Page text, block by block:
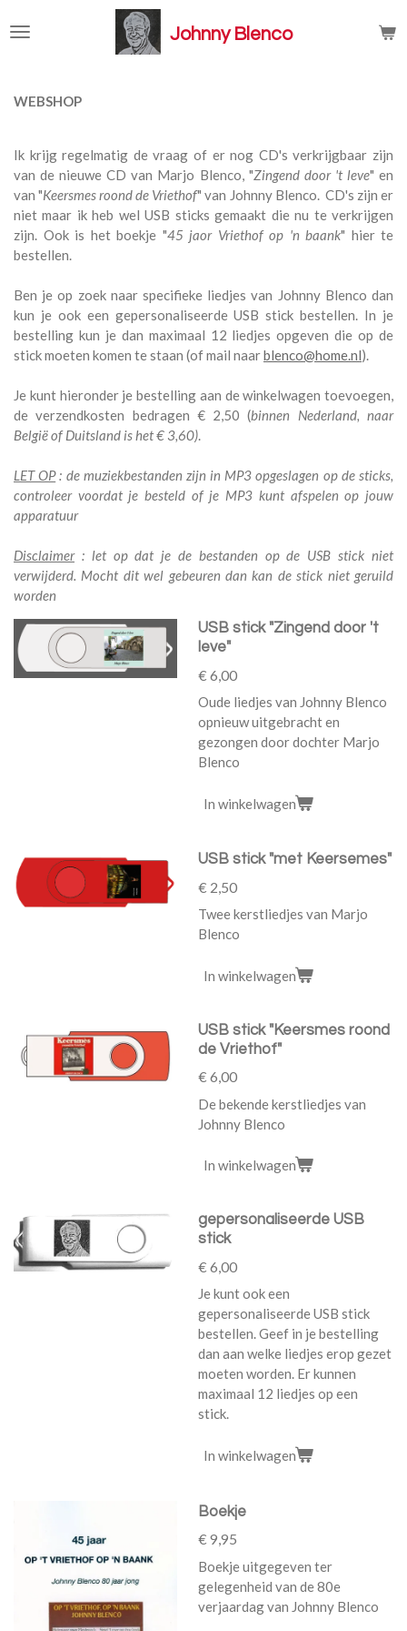
direct
hoofdinhoud
Johnny Blenco
WEBSHOP
Ik krijg regelmatig de vraag of er nog CD's verkrijgbaar zijn
van de nieuwe CD van Marjo Blenco, "Zingend door 't leve" en
van "Keersmes roond de Vriethof" van Johnny Blenco. CD's zijn er
niet maar ik heb wel USB sticks gemaakt die nu te verkrijgen
zijn. Ook is het boekje "45 jaor Vriethof op 'n baank" hier te
bestellen.
Ben je op zoek naar specifieke liedjes van Johnny Blenco dan
kun je ook een gepersonaliseerde USB stick bestellen. In je
bestelling kun je dan maximaal 12 liedjes opgeven die op de
stick moeten komen te staan (of mail naarblenco@home.nl).
Je kunt hieronder je bestelling aan de winkelwagen toevoegen,
de verzendkosten bedragen € 2,50 (binnen Nederland, naar
België of Duitsland is het € 3,60).
LET OP: de muziekbestanden zijn in MP3 opgeslagen op de sticks,
controleer voordat je besteld of je MP3 kunt afspelen op jouw
apparatuur
Disclaimer: let op dat je de bestanden op de USB stick niet
verwijderd. Mocht dit wel gebeuren dan kan de stick niet geruild
worden
USB stick "Zingend door 't
leve"
€ 6,00
Oude liedjes van Johnny Blenco
opnieuw uitgebracht en
gezongen door dochter Marjo
Blenco
In winkelwagen
USB stick "met Keersemes"
€ 2,50
Twee kerstliedjes van Marjo
Blenco
In winkelwagen
USB stick "Keersmes roond
de Vriethof"
€ 6,00
De bekende kerstliedjes van
Johnny Blenco
In winkelwagen
gepersonaliseerde USB
stick
€ 6,00
Je kunt ook een
gepersonaliseerde USB stick
bestellen. Geef in je bestelling
dan aan welke liedjes erop gezet
moeten worden. Er kunnen
maximaal 12 liedjes op een
stick.
In winkelwagen
Boekje
€ 9,95
Boekje uitgegeven ter
gelegenheid van de 80e
verjaardag van Johnny Blenco